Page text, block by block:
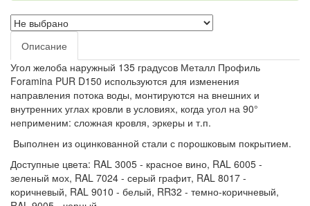
Описание
Угол желоба наружный 135 градусов Металл Профиль
Foramina PUR D150 используются для изменения
направления потока воды, монтируются на внешних и
внутренних углах кровли в условиях, когда угол на 90°
неприменим: сложная кровля, эркеры и т.п.
Выполнен из оцинкованной стали с порошковым покрытием.
Доступные цвета: RAL 3005 - красное вино, RAL 6005 -
зеленый мох, RAL 7024 - серый графит, RAL 8017 -
коричневый, RAL 9010 - белый, RR32 - темно-коричневый,